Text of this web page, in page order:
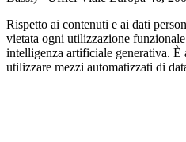
Rispetto ai contenuti e ai dati
vietata ogni utilizzazione
intelligenza artificiale generativa. È
utilizzare mezzi automatizzati di